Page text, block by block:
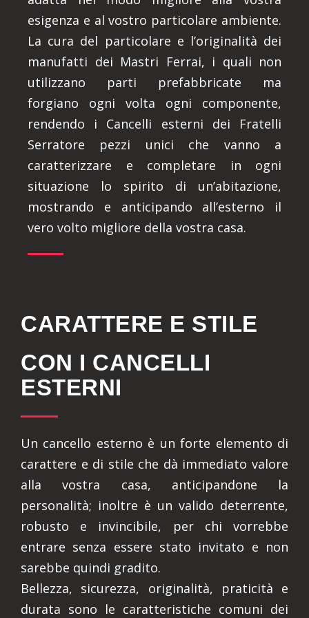
esigenza e al vostro particolare ambiente.
La cura del particolare e l’originalità dei
manufatti dei Mastri Ferrai, i quali non
utilizzano parti prefabbricate ma
forgiano ogni volta ogni componente,
rendendo i Cancelli esterni dei Fratelli
Serratore pezzi unici che vanno a
caratterizzare e completare in ogni
situazione lo spirito di un’abitazione,
mostrando e anticipando all’esterno il
vero volto migliore della vostra casa.
CARATTERE E STILE
CON I CANCELLI
ESTERNI
Un cancello esterno è un forte elemento di
carattere e di stile che dà immediato valore
alla vostra casa, anticipandone la
personalità; inoltre è un valido deterrente,
robusto e invincibile, per chi vorrebbe
entrare senza essere stato invitato e non
sarebbe quindi gradito.
Bellezza, sicurezza, originalità, praticità e
durata sono le caratteristiche comuni dei